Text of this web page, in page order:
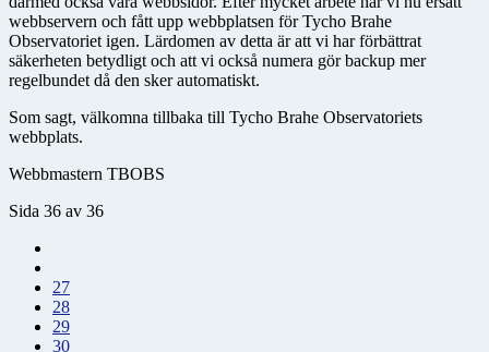
webbservern och fått upp webbplatsen för Tycho Brahe
Observatoriet igen. Lärdomen av detta är att vi har förbättrat
säkerheten betydligt och att vi också numera gör backup mer
regelbundet då den sker automatiskt.
Som sagt, välkomna tillbaka till Tycho Brahe Observatoriets
webbplats.
Webbmastern TBOBS
Sida 36 av 36
27
28
29
30